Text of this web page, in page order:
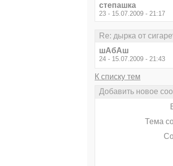
степашка
23 - 15.07.2009 - 21:17
Re: дырка от
шАбАш
24 - 15.07.2009 - 21:43
К списку тем
Добавить новое
Тема